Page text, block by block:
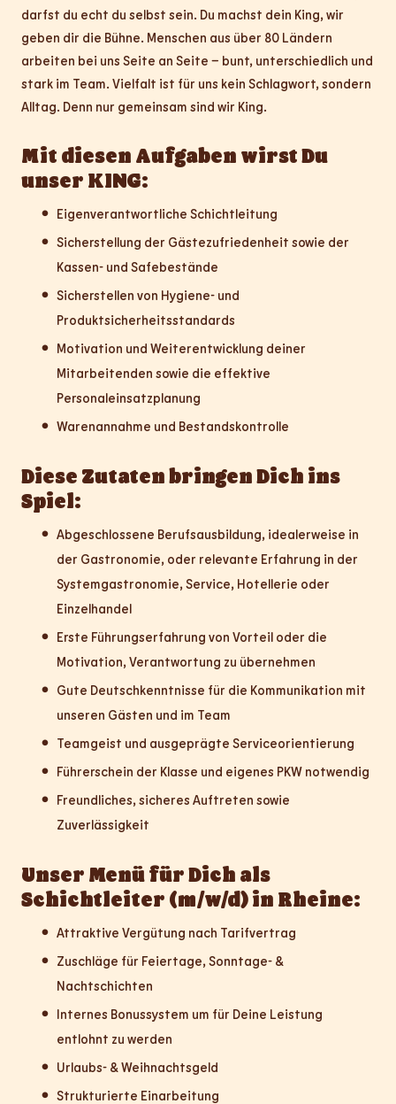
darfst du echt du selbst sein. Du machst dein King, wir
geben dir die Bühne. Menschen aus über 80 Ländern
arbeiten bei uns Seite an Seite – bunt, unterschiedlich und
stark im Team. Vielfalt ist für uns kein Schlagwort, sondern
Alltag. Denn nur gemeinsam sind wir King.
Mit diesen Aufgaben wirst Du
unser KING:
Eigenverantwortliche Schichtleitung
Sicherstellung der Gästezufriedenheit sowie der
Kassen- und Safebestände
Sicherstellen von Hygiene- und
Produktsicherheitsstandards
Motivation und Weiterentwicklung deiner
Mitarbeitenden sowie die effektive
Personaleinsatzplanung
Warenannahme und Bestandskontrolle
Diese Zutaten bringen Dich ins
Spiel:
Abgeschlossene Berufsausbildung, idealerweise in
der Gastronomie, oder relevante Erfahrung in der
Systemgastronomie, Service, Hotellerie oder
Einzelhandel
Erste Führungserfahrung von Vorteil oder die
Motivation, Verantwortung zu übernehmen
Gute Deutschkenntnisse für die Kommunikation mit
unseren Gästen und im Team
Teamgeist und ausgeprägte Serviceorientierung
Führerschein der Klasse und eigenes PKW notwendig
Freundliches, sicheres Auftreten sowie
Zuverlässigkeit
Unser Menü für Dich als
Schichtleiter (m/w/d) in Rheine:
Attraktive Vergütung nach Tarifvertrag
Zuschläge für Feiertage, Sonntage- &
Nachtschichten
Internes Bonussystem um für Deine Leistung
entlohnt zu werden
Urlaubs- & Weihnachtsgeld
Strukturierte Einarbeitung